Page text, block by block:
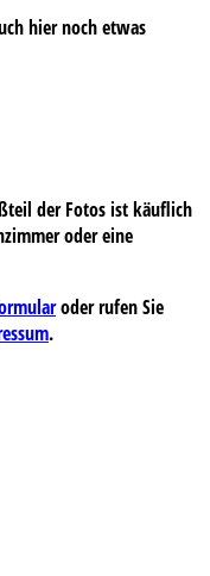
hier noch etwas
der Fotos ist käuflich
oder eine
oder rufen Sie
.